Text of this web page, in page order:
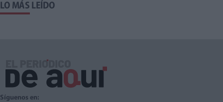
LO MÁS LEÍDO
Síguenos en: